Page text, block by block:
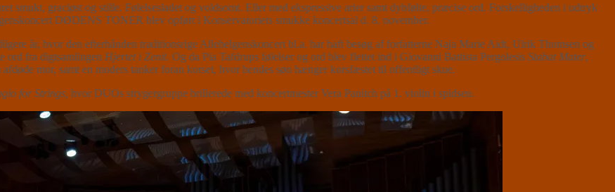
smukt, graciøst og stille. Følelsesladet og voldsomt. Eller med ekspressive arier samt dybfølte, præcise ord. Forskelligheden i udtryk
DØDENS TONER blev opført i Konservatoriets smukke koncertsal d. 8. november.
år, hvor den efterhånden traditionsrige Allehelgenskoncert bl.a. har haft besøg af forfatterne Naja Marie Aidt, Ulrik Thomsen og
ord fra digtsamlingen Hjertet i Zenit. Og da Pia Tafdrups følelser og ord blev flettet ind i Giovanni Battista Pergolesis Stabat Mater,
mor, samt en moders tanker foran korset, hvor hendes søn hænger korsfæstet til offentligt skue.
for Strings, hvor DUOs strygergruppe brillerede med koncertmester Vera Panitch på 1. violin i spidsen.